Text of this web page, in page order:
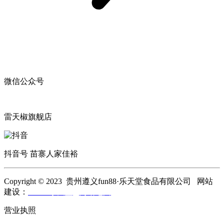
微信公众号
雷天椒旗舰店
抖音号 苗寨人家佳裕
Copyright © 2023 贵州遵义fun88·乐天堂食品有限公司 网站
建设：
营业执照